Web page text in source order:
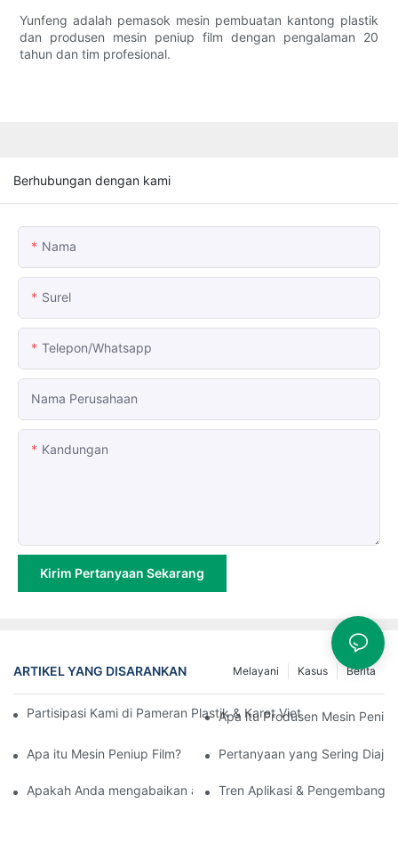
Yunfeng adalah pemasok mesin pembuatan kantong plastik
dan produsen mesin peniup film dengan pengalaman 20
tahun dan tim profesional.
Berhubungan dengan kami
Nama
Surel
Telepon/whatsapp
Nama Perusahaan
Kandungan
Kirim Pertanyaan Sekarang
ARTIKEL YANG DISARANKAN Berita
Kasus
Melayani
Partisipasi Kami di Pameran Plastik & Karet Vietnam 2025
Apa itu Produsen Mesin
Apa itu Mesin Peniup Film? Pertanyaan yang Sering
Apakah Anda mengabaikan aspek-aspek penting dari mesin
Tren Aplikasi &